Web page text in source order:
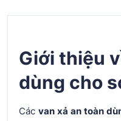
Giới thiệu
dùng cho
Các van xả an toàn